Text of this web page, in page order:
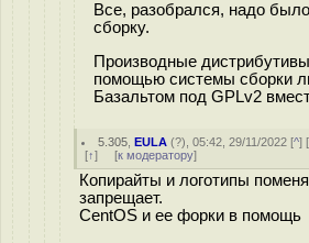
Все, разобрался, надо
сборку.
Производные
помощью системы сборки
Базальтом под GPLv2
5.305 ,EULA (?), 05:42, 29/11/2022 [^] [
[↑] [к модератору]
Копирайты и логотипы
запрещает.
CentOS и ее форки в помощь